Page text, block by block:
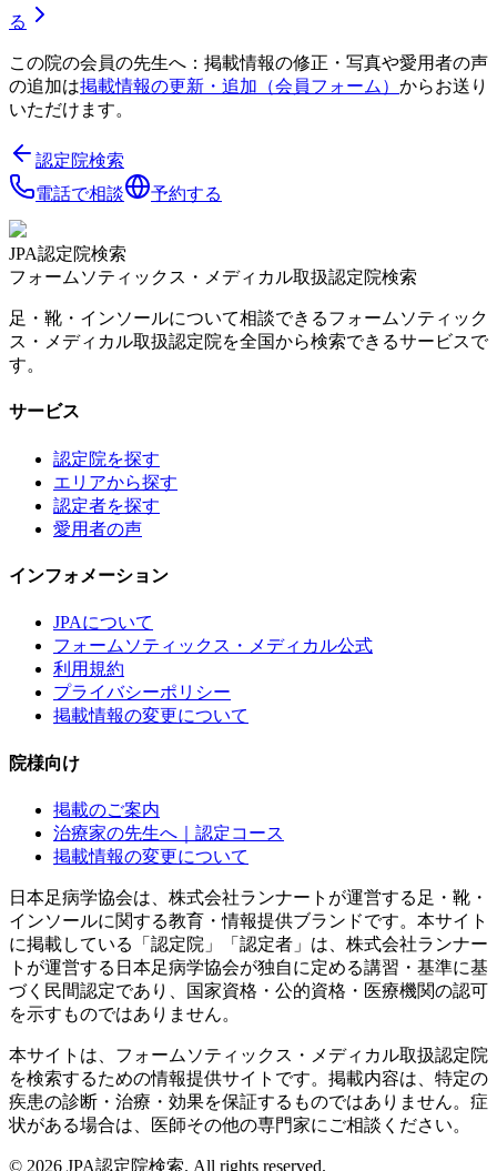
る
この院の会員の先生へ：掲載情報の修正・写真や愛用者の声
の追加は掲載情報の更新・追加（会員フォーム） からお送り
いただけます。
認定院検索
電話で相談
予約する
JPA認定院検索
フォームソティックス・メディカル取扱認定院検索
足・靴・インソールについて相談できるフォームソティック
ス・メディカル取扱認定院を全国から検索できるサービスで
す。
サービス
認定院を探す
エリアから探す
認定者を探す
愛用者の声
インフォメーション
JPAについて
フォームソティックス・メディカル公式
利用規約
プライバシーポリシー
掲載情報の変更について
院様向け
掲載のご案内
治療家の先生へ｜認定コース
掲載情報の変更について
日本足病学協会は、株式会社ランナートが運営する足・靴・
インソールに関する教育・情報提供ブランドです。本サイト
に掲載している「認定院」「認定者」は、株式会社ランナー
トが運営する日本足病学協会が独自に定める講習・基準に基
づく民間認定であり、国家資格・公的資格・医療機関の認可
を示すものではありません。
本サイトは、フォームソティックス・メディカル取扱認定院
を検索するための情報提供サイトです。掲載内容は、特定の
疾患の診断・治療・効果を保証するものではありません。症
状がある場合は、医師その他の専門家にご相談ください。
© 2026 JPA認定院検索. All rights reserved.